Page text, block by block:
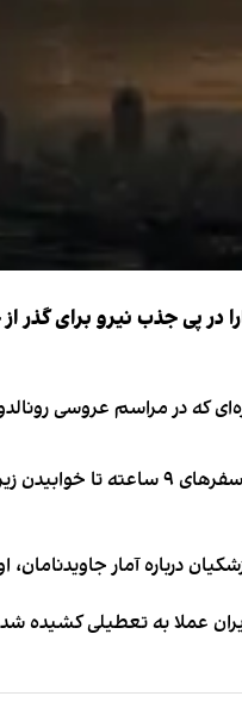
در پی جذب نیرو برای
آسمان قاهره
درباره آمار جاویدنامان،
عملا به تعطیلی کشیده